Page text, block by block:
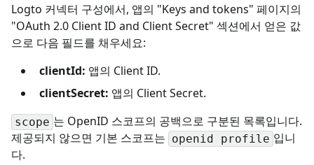
Logto 커넥터 구성에서, 앱의 "Keys and tokens" 페이지의
"OAuth 2.0 Client ID and Client Secret" 섹션에서 얻은 값
으로 다음 필드를 채우세요:
clientId: 앱의 Client ID.
clientSecret: 앱의 Client Secret.
scope 는 OpenID 스코프의 공백으로 구분된 목록입니다.
제공되지 않으면 기본 스코프는 openid profile 입니
다.